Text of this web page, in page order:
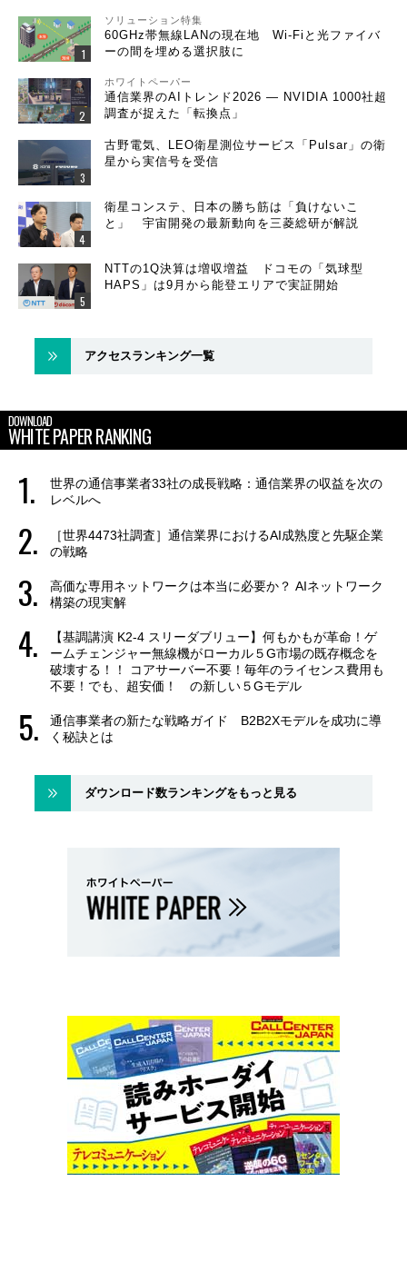
ソリューション特集
60GHz帯無線LANの現在地 Wi-Fiと光ファイバ
ーの間を埋める選択肢に
ホワイトペーパー
通信業界のAIトレンド2026 ― NVIDIA 1000社超
調査が捉えた「転換点」
古野電気、LEO衛星測位サービス「Pulsar」の衛
星から実信号を受信
衛星コンステ、日本の勝ち筋は「負けないこ
と」 宇宙開発の最新動向を三菱総研が解説
NTTの1Q決算は増収増益 ドコモの「気球型
HAPS」は9月から能登エリアで実証開始
アクセスランキング一覧
DOWNLOAD
WHITE PAPER RANKING
世界の通信事業者33社の成長戦略：通信業界の収益を次の
レベルへ
［世界4473社調査］通信業界におけるAI成熟度と先駆企業
の戦略
高価な専用ネットワークは本当に必要か？ AIネットワーク
構築の現実解
【基調講演 K2-4 スリーダブリュー】何もかもが革命！ゲ
ームチェンジャー無線機がローカル５G市場の既存概念を
破壊する！！ コアサーバー不要！毎年のライセンス費用も
不要！でも、超安価！ の新しい５Gモデル
通信事業者の新たな戦略ガイド B2B2Xモデルを成功に導
く秘訣とは
ダウンロード数ランキングをもっと見る